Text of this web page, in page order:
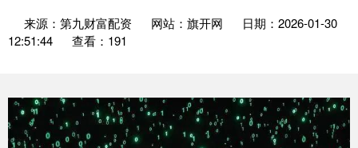
来源：第九财富配资 网站：旗开网
日期：2026-01-30
12:51:44
查看：191